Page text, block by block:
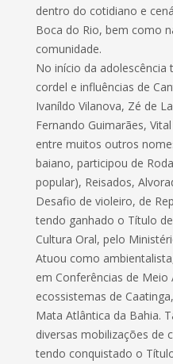
dentro do cotidiano e
Boca do Rio, bem como
comunidade.
No início da adolescência
cordel e influências de
Ivaníldo Vilanova, Zé de
Fernando Guimarães,
entre muitos outros
baiano, participou de
popular), Reisados,
Desafio de violeiro, de
tendo ganhado o Título
Cultura Oral, pelo
Atuou como
em Conferências de
ecossistemas de
Mata Atlântica da Bahia.
diversas mobilizações de
tendo conquistado o